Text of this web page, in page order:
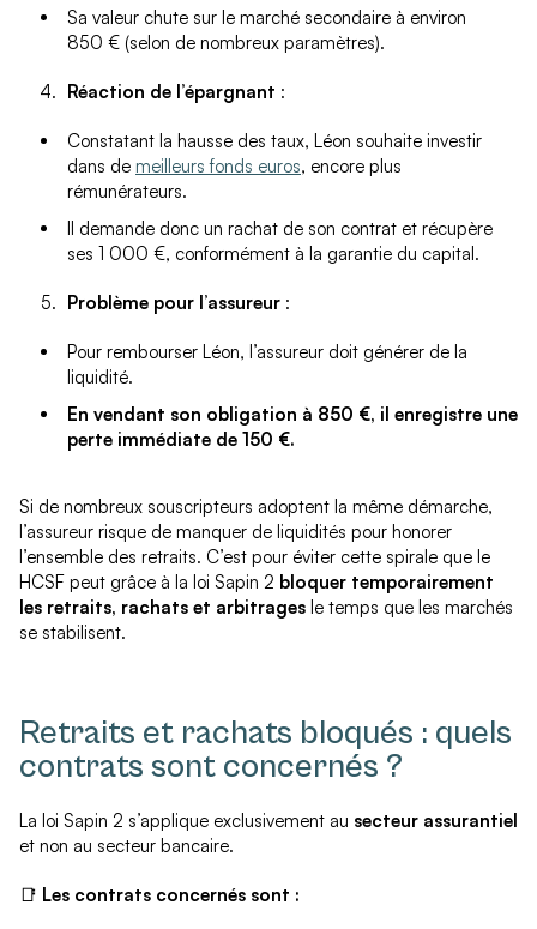
Sa valeur chute sur le marché secondaire à environ
850 € (selon de nombreux paramètres).
Réaction de l’épargnant :
Constatant la hausse des taux, Léon souhaite investir
dans de meilleurs fonds euros, encore plus
rémunérateurs.
Il demande donc un rachat de son contrat et récupère
ses 1 000 €, conformément à la garantie du capital.
Problème pour l’assureur :
Pour rembourser Léon, l’assureur doit générer de la
liquidité.
En vendant son obligation à 850 €, il enregistre une
perte immédiate de 150 €.
Si de nombreux souscripteurs adoptent la même démarche,
l’assureur risque de manquer de liquidités pour honorer
l’ensemble des retraits. C’est pour éviter cette spirale que le
HCSF peut grâce à la loi Sapin 2 bloquer temporairement
les retraits, rachats et arbitrages le temps que les marchés
se stabilisent.
Retraits et rachats bloqués : quels
contrats sont concernés ?
La loi Sapin 2 s’applique exclusivement au secteur assurantiel
et non au secteur bancaire.
📑 Les contrats concernés sont :